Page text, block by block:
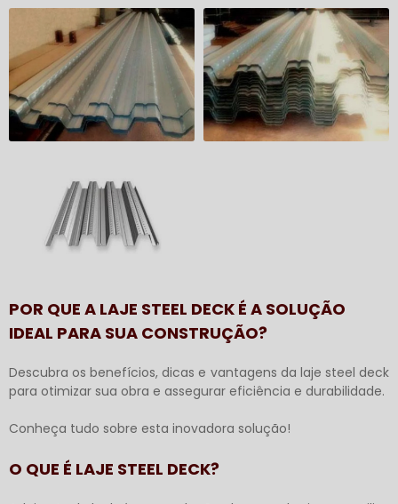
POR QUE A LAJE STEEL DECK É A SOLUÇÃO
IDEAL PARA SUA CONSTRUÇÃO?
Descubra os benefícios, dicas e vantagens da laje steel deck
para otimizar sua obra e assegurar eficiência e durabilidade.
Conheça tudo sobre esta inovadora solução!
O QUE É LAJE STEEL DECK?